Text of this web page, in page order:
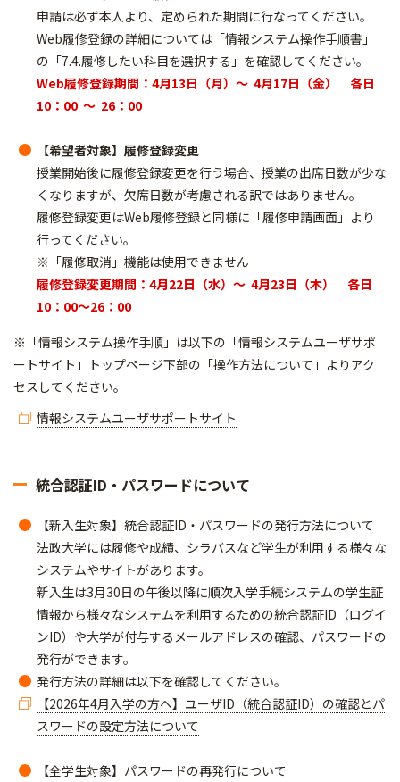
申請は必ず本人より、定められた期間に行なってください。
Web履修登録の詳細については「情報システム操作手順書」
の「7.4.履修したい科目を選択する」を確認してください。
Web履修登録期間：4月13日（月）～ 4月17日（金） 各日
10：00 ～ 26：00
【希望者対象】履修登録変更
授業開始後に履修登録変更を行う場合、授業の出席日数が少な
くなりますが、欠席日数が考慮される訳ではありません。
履修登録変更はWeb履修登録と同様に「履修申請画面」より
行ってください。
※「履修取消」機能は使用できません
履修登録変更期間：4月22日（水）～ 4月23日（木） 各日
10：00～26：00
※「情報システム操作手順」は以下の「情報システムユーザサポ
ートサイト」トップページ下部の「操作方法について」よりアク
セスしてください。
情報システムユーザサポートサイト
統合認証ID・パスワードについて
【新入生対象】統合認証ID・パスワードの発行方法について
法政大学には履修や成績、シラバスなど学生が利用する様々な
システムやサイトがあります。
新入生は3月30日の午後以降に順次入学手続システムの学生証
情報から様々なシステムを利用するための統合認証ID（ログイ
ンID）や大学が付与するメールアドレスの確認、パスワードの
発行ができます。
発行方法の詳細は以下を確認してください。​​​​​​
【2026年4月入学の方へ】ユーザID（統合認証ID）の確認とパ
スワードの設定方法について
【全学生対象】パスワードの再発行について